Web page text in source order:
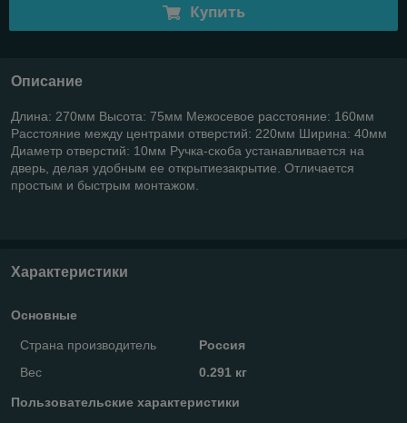
Купить
Описание
Длина: 270мм Высота: 75мм Межосевое расстояние: 160мм
Расстояние между центрами отверстий: 220мм Ширина: 40мм
Диаметр отверстий: 10мм Ручка-скоба устанавливается на
дверь, делая удобным ее открытиезакрытие. Отличается
простым и быстрым монтажом.
Характеристики
Основные
Страна производитель
Россия
Вес
0.291 кг
Пользовательские характеристики